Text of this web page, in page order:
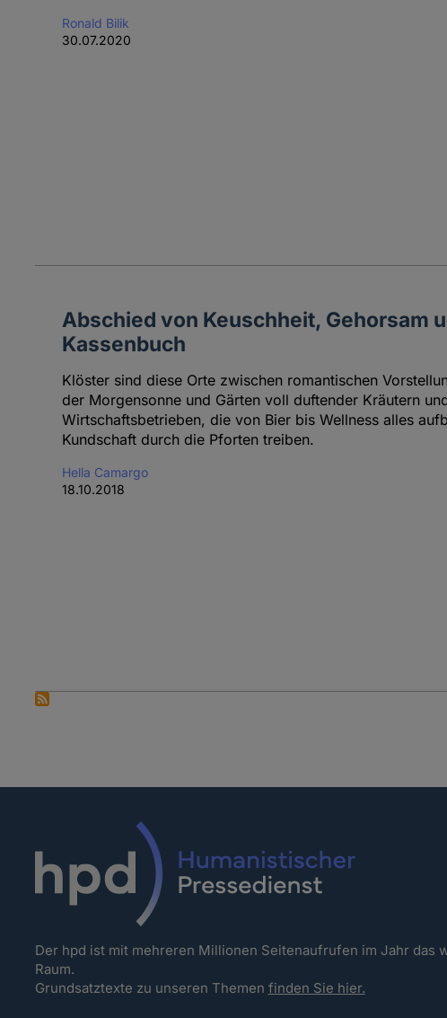
Ronald Bilik
30.07.2020
Abschied von Keuschheit, Gehorsam
Kassenbuch
Klöster sind diese Orte zwischen romantischen
der Morgensonne und Gärten voll duftender Kräutern
Wirtschaftsbetrieben, die von Bier bis Wellness alles
Kundschaft durch die Pforten treiben.
Hella Camargo
18.10.2018
Der hpd ist mit mehreren Millionen Seitenaufrufen im Jahr
Raum.
Grundsatztexte zu unseren Themen finden Sie hier.